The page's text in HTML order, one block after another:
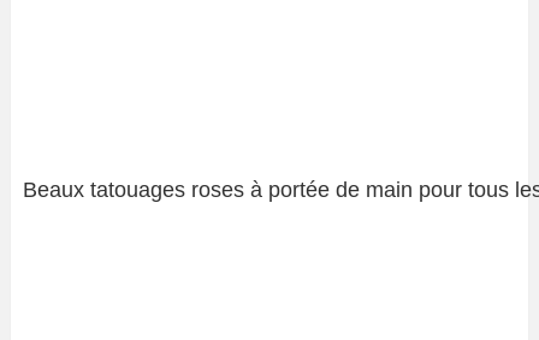
Beaux tatouages ​​roses à portée de main pour tous